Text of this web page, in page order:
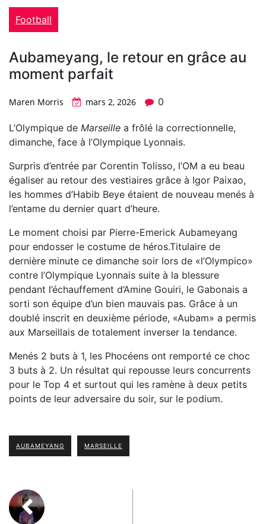
Football
Aubameyang, le retour en grâce au
moment parfait
Maren Morris mars 2, 2026 0
L’Olympique de Marseille a frôlé la correctionnelle,
dimanche, face à l’Olympique Lyonnais.
Surpris d’entrée par Corentin Tolisso, l’OM a eu beau
égaliser au retour des vestiaires grâce à Igor Paixao,
les hommes d’Habib Beye étaient de nouveau menés à
l’entame du dernier quart d’heure.
Le moment choisi par Pierre-Emerick Aubameyang
pour endosser le costume de héros.Titulaire de
dernière minute ce dimanche soir lors de «l’Olympico»
contre l’Olympique Lyonnais suite à la blessure
pendant l’échauffement d’Amine Gouiri, le Gabonais a
sorti son équipe d’un bien mauvais pas. Grâce à un
doublé inscrit en deuxième période, «Aubam» a permis
aux Marseillais de totalement inverser la tendance.
Menés 2 buts à 1, les Phocéens ont remporté ce choc
3 buts à 2. Un résultat qui repousse leurs concurrents
pour le Top 4 et surtout qui les ramène à deux petits
points de leur adversaire du soir, sur le podium.
AUBAMEYANG MARSEILLE